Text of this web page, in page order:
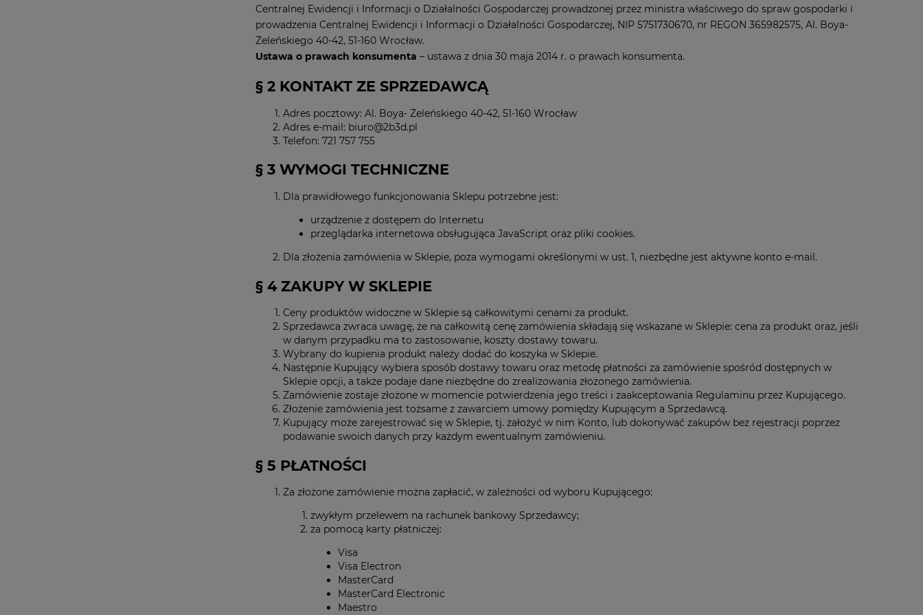
Centralnej Ewidencji i Informacji o Działalności Gospodarczej prowadzonej przez ministra właściwego do spraw gospodarki i
prowadzenia Centralnej Ewidencji i Informacji o Działalności Gospodarczej, NIP 5751730670, nr REGON 365982575, Al. Boya-
Żeleńskiego 40-42, 51-160 Wrocław.
Ustawa o prawach konsumenta – ustawa z dnia 30 maja 2014 r. o prawach konsumenta.
§ 2 KONTAKT ZE SPRZEDAWCĄ
Adres pocztowy: Al. Boya- Żeleńskiego 40-42, 51-160 Wrocław
Adres e-mail: biuro@2b3d.pl
Telefon: 721 757 755
§ 3 WYMOGI TECHNICZNE
Dla prawidłowego funkcjonowania Sklepu potrzebne jest:
urządzenie z dostępem do Internetu
przeglądarka internetowa obsługująca JavaScript oraz pliki cookies.
Dla złożenia zamówienia w Sklepie, poza wymogami określonymi w ust. 1, niezbędne jest aktywne konto e-mail.
§ 4 ZAKUPY W SKLEPIE
Ceny produktów widoczne w Sklepie są całkowitymi cenami za produkt.
Sprzedawca zwraca uwagę, że na całkowitą cenę zamówienia składają się wskazane w Sklepie: cena za produkt oraz, jeśli
w danym przypadku ma to zastosowanie, koszty dostawy towaru.
Wybrany do kupienia produkt należy dodać do koszyka w Sklepie.
Następnie Kupujący wybiera sposób dostawy towaru oraz metodę płatności za zamówienie spośród dostępnych w
Sklepie opcji, a także podaje dane niezbędne do zrealizowania złożonego zamówienia.
Zamówienie zostaje złożone w momencie potwierdzenia jego treści i zaakceptowania Regulaminu przez Kupującego.
Złożenie zamówienia jest tożsame z zawarciem umowy pomiędzy Kupującym a Sprzedawcą.
Kupujący może zarejestrować się w Sklepie, tj. założyć w nim Konto, lub dokonywać zakupów bez rejestracji poprzez
podawanie swoich danych przy każdym ewentualnym zamówieniu.
§ 5 PŁATNOŚCI
Za złożone zamówienie można zapłacić, w zależności od wyboru Kupującego:
zwykłym przelewem na rachunek bankowy Sprzedawcy;
za pomocą karty płatniczej:
Visa
Visa Electron
MasterCard
MasterCard Electronic
Maestro